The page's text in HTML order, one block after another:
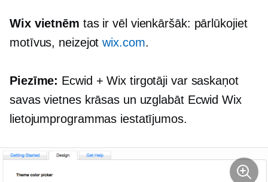
Wix vietnēm tas ir vēl vienkāršāk: pārlūkojiet
motīvus, neizejotwix.com.
Piezīme: Ecwid + Wix tirgotāji var saskaņot
savas vietnes krāsas un uzglabāt Ecwid Wix
lietojumprogrammas iestatījumos.